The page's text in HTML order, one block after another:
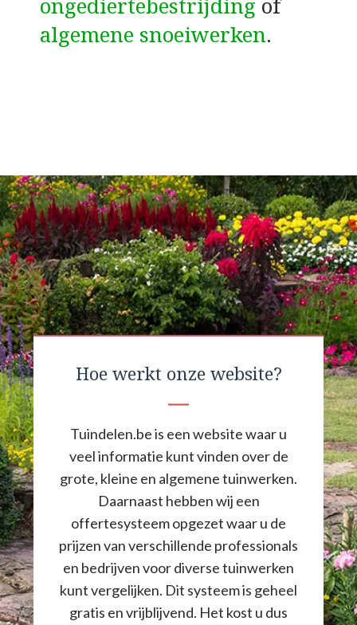
algemene snoeiwerken.
Hoe werkt onze website?
Tuindelen.be is een website waar u
veel informatie kunt vinden over de
grote, kleine en algemene tuinwerken.
Daarnaast hebben wij een
offertesysteem opgezet waar u de
prijzen van verschillende professionals
en bedrijven voor diverse tuinwerken
kunt vergelijken. Dit systeem is geheel
gratis en vrijblijvend. Het kost u dus